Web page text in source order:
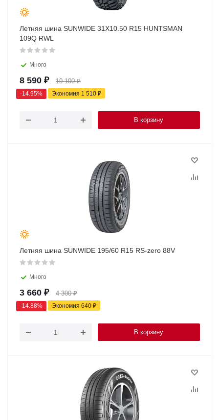
Летняя шина SUNWIDE 31X10.50 R15 HUNTSMAN
109Q RWL
Много
8 590 ₽ 10 100₽
-14.95% Экономия 1 510 ₽
В корзину
Летняя шина SUNWIDE 195/60 R15 RS-zero 88V
Много
3 660 ₽ 4 300₽
-14.88% Экономия 640 ₽
В корзину